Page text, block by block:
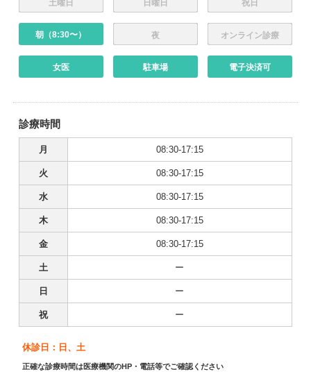
土曜日 日曜日 祝日
朝（8:30〜） 夜 オンライン診療
女医 駐車場 電子決済可
診療時間
月 08:30-17:15
火 08:30-17:15
水 08:30-17:15
木 08:30-17:15
金 08:30-17:15
土 ー
日 ー
祝 ー
休診日：日、土
正確な診療時間は医療機関のHP・電話等でご確認ください